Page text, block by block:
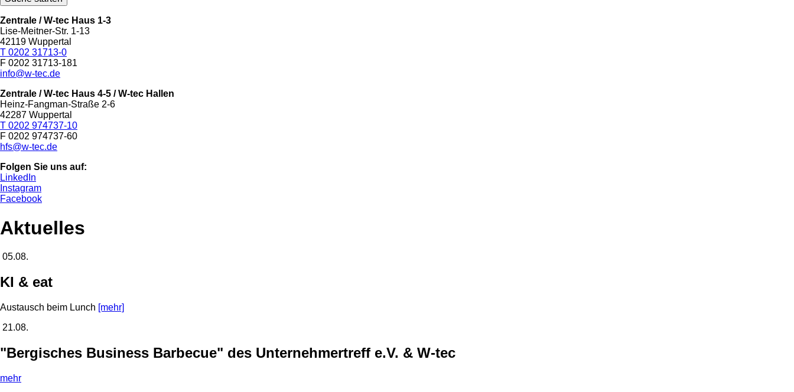
Zentrale / W-tec Haus 1-3
Lise-Meitner-Str. 1-13
42119 Wuppertal
T 0202 31713-0
F 0202 31713-181
info@w-tec.de
Zentrale / W-tec Haus 4-5 / W-tec Hallen
Heinz-Fangman-Straße 2-6
42287 Wuppertal
T 0202 974737-10
F 0202 974737-60
hfs@w-tec.de
Folgen Sie uns auf:
LinkedIn
Instagram
Facebook
Aktuelles
05.08.
KI & eat
Austausch beim Lunch [mehr]
21.08.
"Bergisches Business Barbecue" des Unternehmertreff e.V. & W-tec
mehr